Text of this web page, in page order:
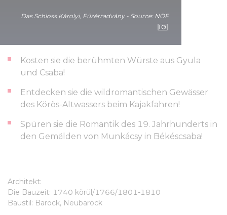
Das Schloss Károlyi, Füzérradvány - Source: NÖF
Sehenswürdigkeiten in der Umgebung:
Kosten sie die berühmten Würste aus Gyula
und Csaba!
Entdecken sie die wildromantischen Gewässer
des Körös-Altwassers beim Kajakfahren!
Spüren sie die Romantik des 19. Jahrhunderts in
den Gemälden von Munkácsy in Békéscsaba!
Architekt:
Die Bauzeit: 1740 körül/1766/1801-1810
Baustil: Barock, Neubarock